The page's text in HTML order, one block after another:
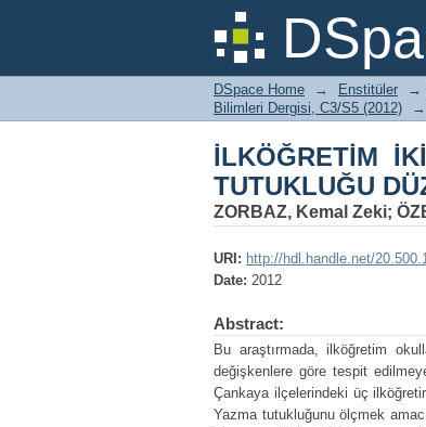
İLKÖĞRETİM
ÜZERİNE BİR
DSpace Home → Enstitüler →
Bilimleri Dergisi, C3/S5 (2012)
→
İLKÖĞRETİM
TUTUKLUĞU
ZORBAZ, Kemal Zeki;
URI: http://hdl.handle.net/
Date: 2012
Abstract:
Bu araştırmada, ilköğretim
değişkenlere göre tespit
Çankaya ilçelerindeki üç
Yazma tutukluğunu ölçmek